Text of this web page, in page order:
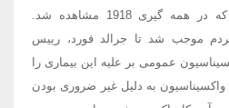
شده همانند ویروسی است که در همه گیری 1918 مشاهده شد.
موجب شد تا جرالد فورد، رییس
عمومی بر علیه این بیماری را
واکسیناسیون به دلیل غیر ضروری بودن